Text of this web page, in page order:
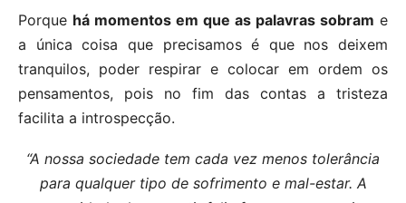
Porque há momentos em que as palavras sobram e
a única coisa que precisamos é que nos deixem
tranquilos, poder respirar e colocar em ordem os
pensamentos, pois no fim das contas a tristeza
facilita a introspecção.
“A nossa sociedade tem cada vez menos tolerância
para qualquer tipo de sofrimento e mal-estar. A